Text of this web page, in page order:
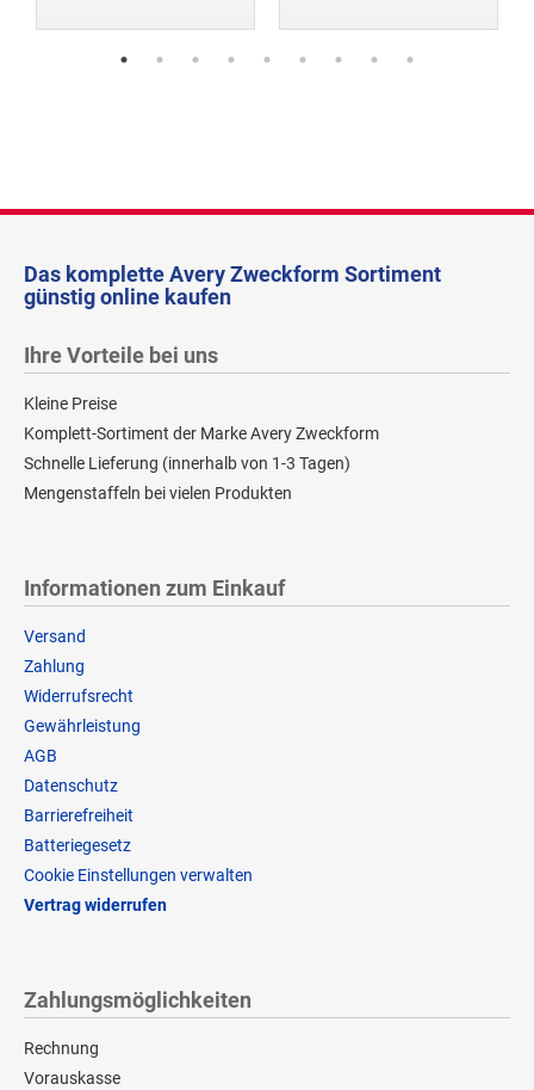
Das komplette Avery Zweckform Sortiment
günstig online kaufen
Ihre Vorteile bei uns
Kleine Preise
Komplett-Sortiment der Marke Avery Zweckform
Schnelle Lieferung (innerhalb von 1-3 Tagen)
Mengenstaffeln bei vielen Produkten
Informationen zum Einkauf
Versand
Zahlung
Widerrufsrecht
Gewährleistung
AGB
Datenschutz
Barrierefreiheit
Batteriegesetz
Cookie Einstellungen verwalten
Vertrag widerrufen
Zahlungsmöglichkeiten
Rechnung
Vorauskasse